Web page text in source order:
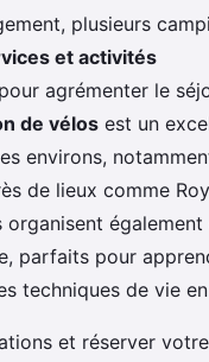
plusieurs
et activités
pour agrémenter le
de vélos est un
environs,
de lieux comme
organisent également
parfaits pour
techniques de vie
et réserver